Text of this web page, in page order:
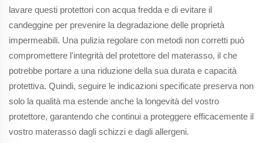
lavare questi protettori con acqua fredda e di evitare il
candeggine per prevenire la degradazione delle proprietà
impermeabili. Una pulizia regolare con metodi non corretti può
compromettere l'integrità del protettore del materasso, il che
potrebbe portare a una riduzione della sua durata e capacità
protettiva. Quindi, seguire le indicazioni specificate preserva non
solo la qualità ma estende anche la longevità del vostro
protettore, garantendo che continui a proteggere efficacemente il
vostro materasso dagli schizzi e dagli allergeni.